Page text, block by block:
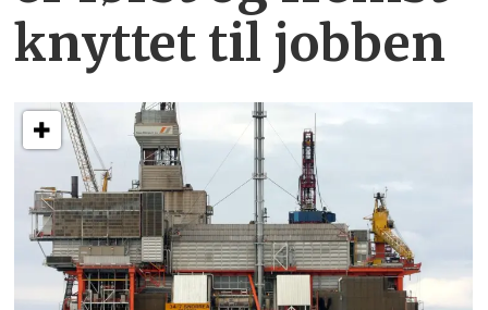
knyttet til jobben